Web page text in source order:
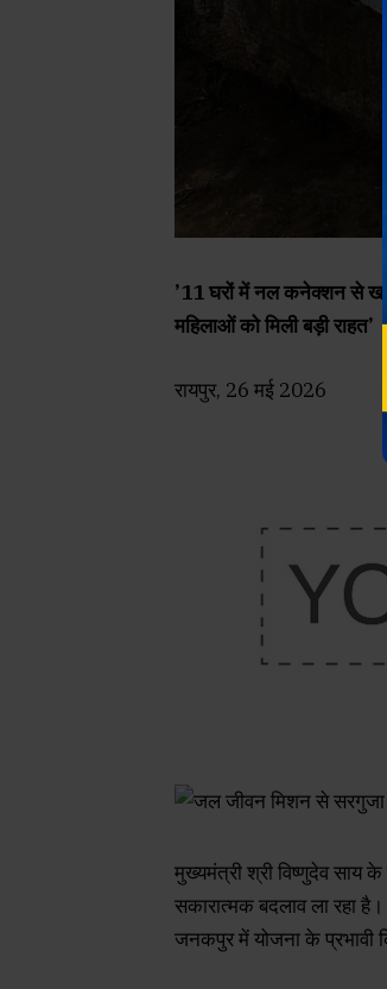
’11 घरों में नल कनेक्शन से
महिलाओं को मिली बड़ी राहत’
रायपुर, 26 मई 2026
मुख्यमंत्री श्री विष्णुदेव साय
सकारात्मक बदलाव ला रहा
जनकपुर में योजना के प्रभावी